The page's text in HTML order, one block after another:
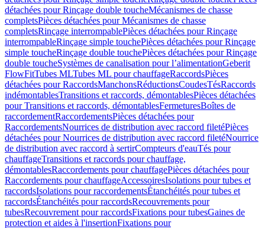
détachées pour Rinçage double toucheMécanismes de chasse
completsPièces détachées pour Mécanismes de chasse
completsRinçage interrompablePièces détachées pour Rinçage
interrompableRinçage simple touchePièces détachées pour Rinçage
simple toucheRinçage double touchePièces détachées pour Rinçage
double toucheSystèmes de canalisation pour l’alimentationGeberit
FlowFitTubes MLTubes ML pour chauffageRaccordsPièces
détachées pour RaccordsManchonsRéductionsCoudesTésRaccords
indémontablesTransitions et raccords, démontablesPièces détachées
pour Transitions et raccords, démontablesFermeturesBoîtes de
raccordementRaccordementsPièces détachées pour
RaccordementsNourrices de distribution avec raccord filetéPièces
détachées pour Nourrices de distribution avec raccord filetéNourrice
de distribution avec raccord à sertirCompteurs d'eauTés pour
chauffageTransitions et raccords pour chauffage,
démontablesRaccordements pour chauffagePièces détachées pour
Raccordements pour chauffageAccessoiresIsolations pour tubes et
raccordsIsolations pour raccordementsÉtanchéités pour tubes et
raccordsÉtanchéités pour raccordsRecouvrements pour
tubesRecouvrement pour raccordsFixations pour tubesGaines de
protection et aides à l'insertionFixations pour